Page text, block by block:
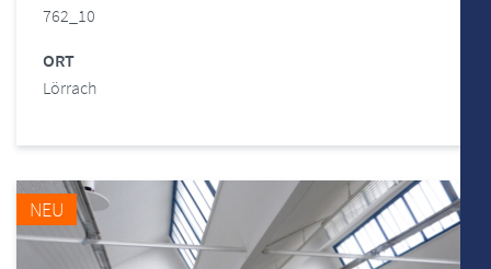
762_10
ORT
Lörrach
NEU